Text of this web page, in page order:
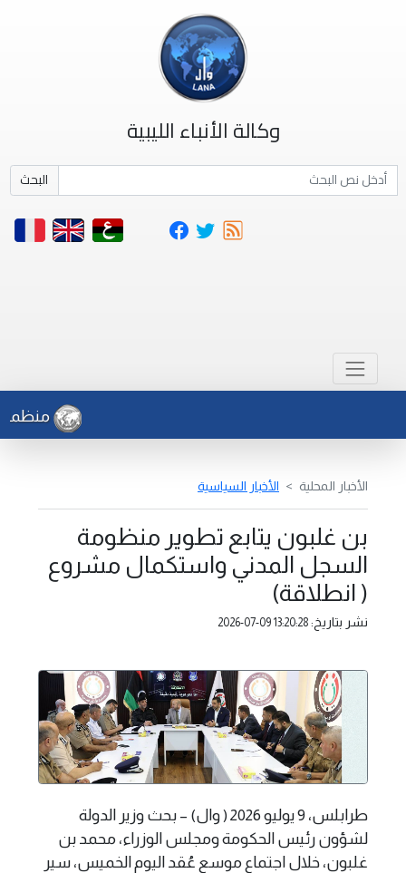
وكالة الأنباء الليبية
البحث
منظمة
الأخبار المحلية الأخبار السياسية
بن غلبون يتابع تطوير منظومة
السجل المدني واستكمال مشروع
( انطلاقة)
نشر بتاريخ: 2026-07-09 13:20:28
طرابلس، 9 يوليو 2026 ( وال) – بحث وزير الدولة
لشؤون رئيس الحكومة ومجلس الوزراء، محمد بن
غلبون، خلال اجتماع موسع عُقد اليوم الخميس، سير